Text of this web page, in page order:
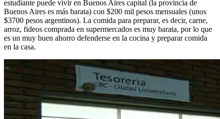
estudiante puede vivir en Buenos Aires capital (la provincia de
Buenos Aires es más barata) con $200 mil pesos mensuales (unos
$3700 pesos argentinos). La comida para preparar, es decir, carne,
arroz, fideos comprada en supermercados es muy barata, por lo que
es un muy buen ahorro defenderse en la cocina y preparar comida
en la casa.